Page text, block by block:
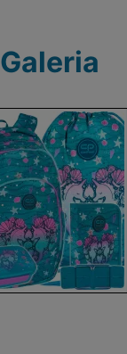
Galeria